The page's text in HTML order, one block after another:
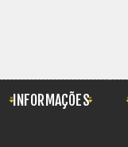
INFORMAÇÕES